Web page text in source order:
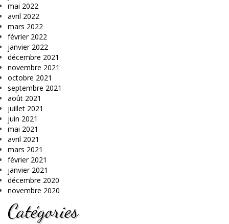
mai 2022
avril 2022
mars 2022
février 2022
janvier 2022
décembre 2021
novembre 2021
octobre 2021
septembre 2021
août 2021
juillet 2021
juin 2021
mai 2021
avril 2021
mars 2021
février 2021
janvier 2021
décembre 2020
novembre 2020
Catégories